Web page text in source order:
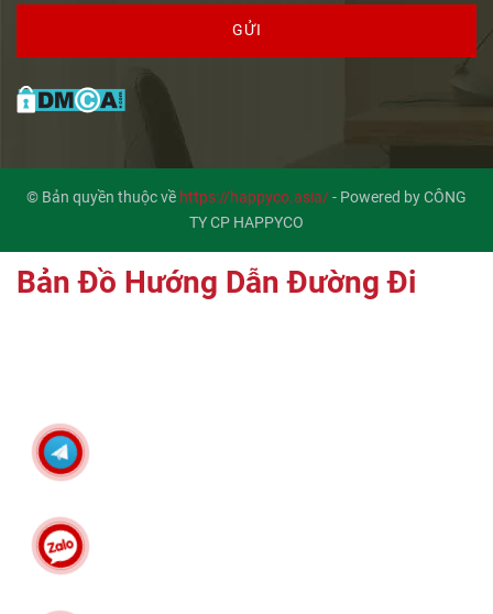
GỬI
© Bản quyền thuộc về https://happyco.asia/- Powered by CÔNG
TY CP HAPPYCO
Bản Đồ Hướng Dẫn Đường Đi